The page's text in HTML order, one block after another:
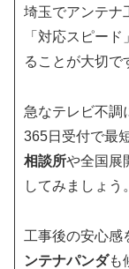
埼玉でアンテナ
「対応スピー
ることが大切で
急なテレビ不調
365日受付で最
相談所や全国展
してみましょう。
工事後の安心感
ンテナパンダも